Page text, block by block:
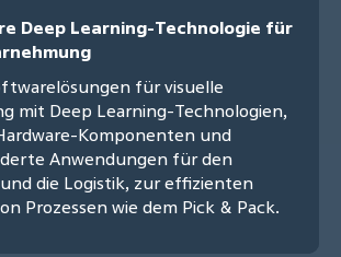
Deep Learning-Technologie für
für visuelle
mit Deep Learning-Technologien,
Komponenten und
Anwendungen für den
die Logistik, zur effizienten
Prozessen wie dem Pick & Pack.